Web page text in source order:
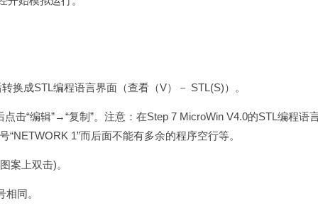
换成STL编程语言界面（查看（V）－ STL(S)）。
击“编辑”→“复制”。注意：在Step 7 MicroWin V4.0的STL编程语
1”而后面不能有多余的程序空行等。
案上双击)。
同。